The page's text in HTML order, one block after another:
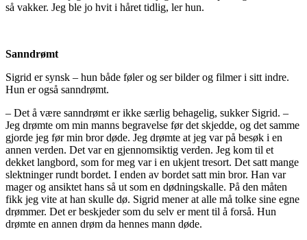
så vakker. Jeg ble jo hvit i håret tidlig, ler hun.
Sanndrømt
Sigrid er synsk – hun både føler og ser bilder og filmer i sitt indre.
Hun er også sanndrømt.
– Det å være sanndrømt er ikke særlig behagelig, sukker Sigrid. –
Jeg drømte om min manns begravelse før det skjedde, og det samme
gjorde jeg før min bror døde. Jeg drømte at jeg var på besøk i en
annen verden. Det var en gjennomsiktig verden. Jeg kom til et
dekket langbord, som for meg var i en ukjent tresort. Det satt mange
slektninger rundt bordet. I enden av bordet satt min bror. Han var
mager og ansiktet hans så ut som en dødningskalle. På den måten
fikk jeg vite at han skulle dø. Sigrid mener at alle må tolke sine egne
drømmer. Det er beskjeder som du selv er ment til å forså. Hun
drømte en annen drøm da hennes mann døde.